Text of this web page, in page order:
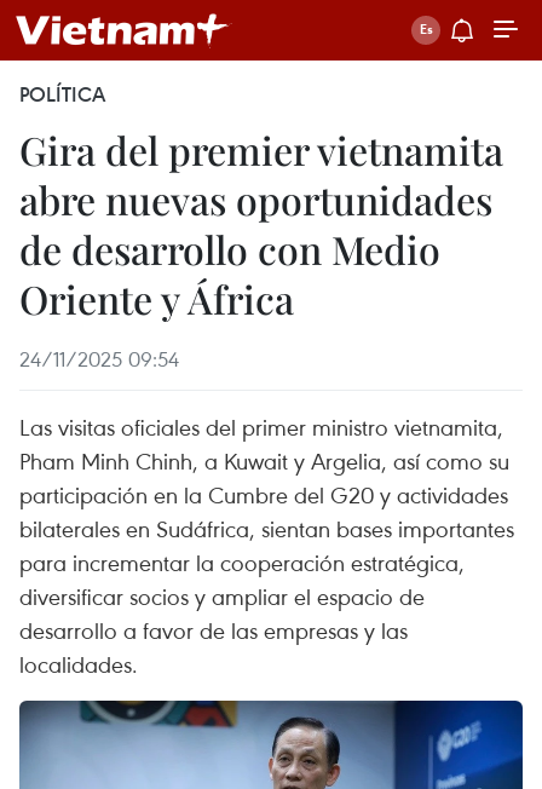
POLÍTICA
Gira del premier vietnamita
abre nuevas oportunidades
de desarrollo con Medio
Oriente y África
24/11/2025 09:54
Las visitas oficiales del primer ministro vietnamita,
Pham Minh Chinh, a Kuwait y Argelia, así como su
participación en la Cumbre del G20 y actividades
bilaterales en Sudáfrica, sientan bases importantes
para incrementar la cooperación estratégica,
diversificar socios y ampliar el espacio de
desarrollo a favor de las empresas y las
localidades.